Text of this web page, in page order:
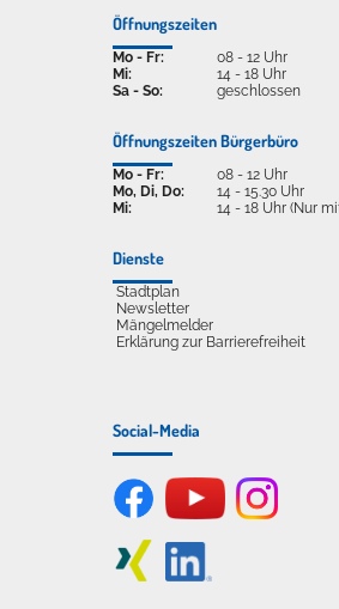
Öffnungszeiten
Mo - Fr:
Mi:
Sa - So:
08 - 12 Uhr
14 - 18 Uhr
geschlossen
Öffnungszeiten Bürgerbüro
Mo - Fr:
Mo, Di, Do:
Mi:
08 - 12 Uhr
14 - 15.30 Uhr
14 - 18 Uhr (Nur
Dienste
Stadtplan
Newsletter
Mängelmelder
Erklärung zur Barrierefreiheit
Social-Media